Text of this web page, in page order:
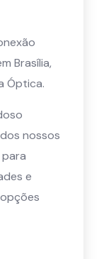
Brasília,
Óptica.
nossos
e